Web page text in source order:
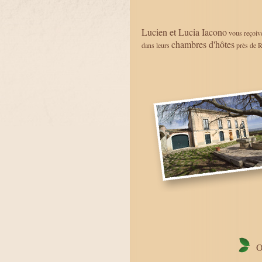
Lucien et Lucia Iaconovous
dans leurs chambres d'hôtesprès de